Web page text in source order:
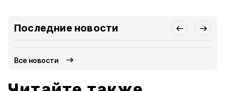
Последние новости
Все новости